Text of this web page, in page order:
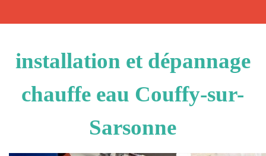
installation et dépannage
chauffe eau Couffy-sur-
Sarsonne